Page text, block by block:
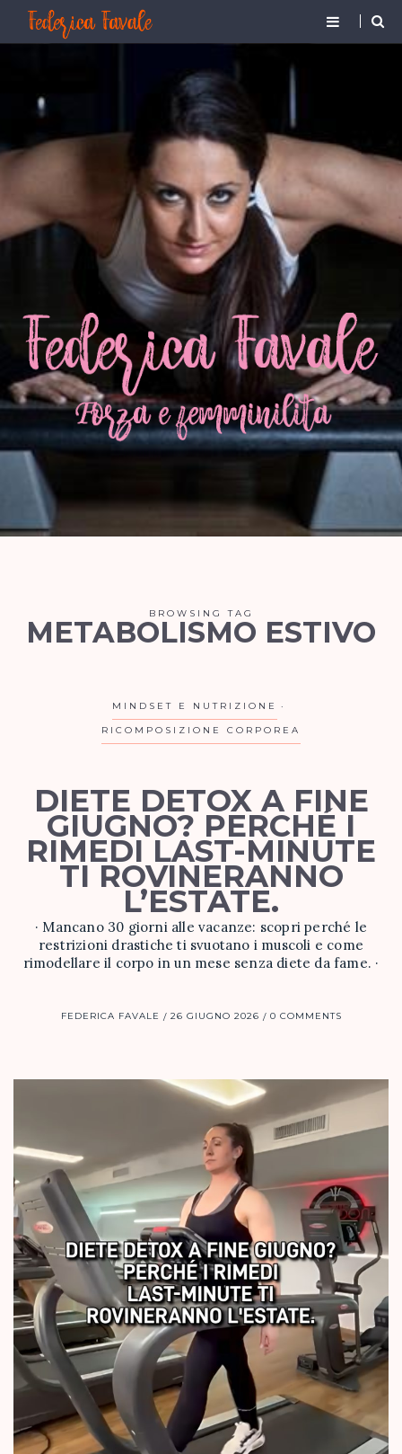
BROWSING TAG
METABOLISMO ESTIVO
MINDSET E NUTRIZIONE
RICOMPOSIZIONE CORPOREA
DIETE DETOX A FINE
GIUGNO? PERCHÉ I
RIMEDI LAST-MINUTE
TI ROVINERANNO
L’ESTATE.
· Mancano 30 giorni alle vacanze: scopri perché le
restrizioni drastiche ti svuotano i muscoli e come
rimodellare il corpo in un mese senza diete da fame. ·
FEDERICA FAVALE 26 GIUGNO 2026 0 COMMENTS